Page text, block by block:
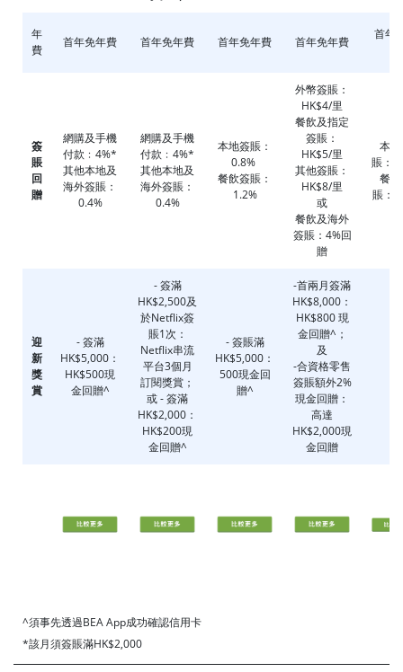
年
費
首年免年費 首年免年費 首年免年費 首年免年費
首年
簽
賬
回
贈
網購及手機
付款﹕4%*
其他本地及
海外簽賬：
0.4%
網購及手機
付款﹕4%*
其他本地及
海外簽賬：
0.4%
本地簽賬：
0.8%
餐飲簽賬：
1.2%
外幣簽賬：
HK$4/里
餐飲及指定
簽賬：
HK$5/里
其他簽賬：
HK$8/里
或
餐飲及海外
簽賬：4%回
贈
本
賬：
餐
賬：
迎
新
獎
賞
- 簽滿
HK$5,000：
HK$500現
金回贈^
- 簽滿
HK$2,500及
於Netflix簽
賬1次：
Netflix串流
平台3個月
訂閱獎賞；
或 - 簽滿
HK$2,000：
HK$200現
金回贈^
- 簽賬滿
HK$5,000：
500現金回
贈^
-首兩月簽滿
HK$8,000：
HK$800 現
金回贈^；
及
-合資格零售
簽賬額外2%
現金回贈：
高達
HK$2,000現
金回贈
^須事先透過BEA App成功確認信用卡
*該月須簽賬滿HK$2,000